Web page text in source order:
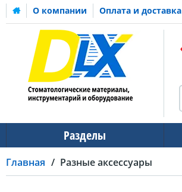
О компании Оплата и доставка
Разделы
Главная Разные аксессуары